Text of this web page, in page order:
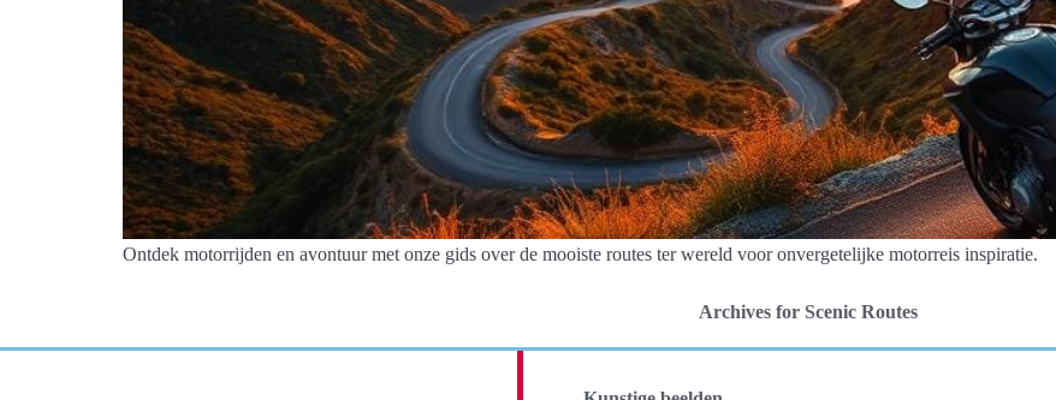
Ontdek motorrijden en avontuur met onze gids over de mooiste routes ter wereld voor onvergetelijke motorreis inspiratie.
Archives for Scenic Routes